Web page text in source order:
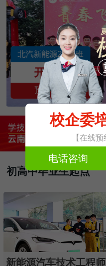
5G智能网联汽车技术
新能源汽车校企班
汽车新能源专修
美容快修店长班
初高中毕业生起点
新能源汽车技术工程师
校企委
【在线
电话咨询